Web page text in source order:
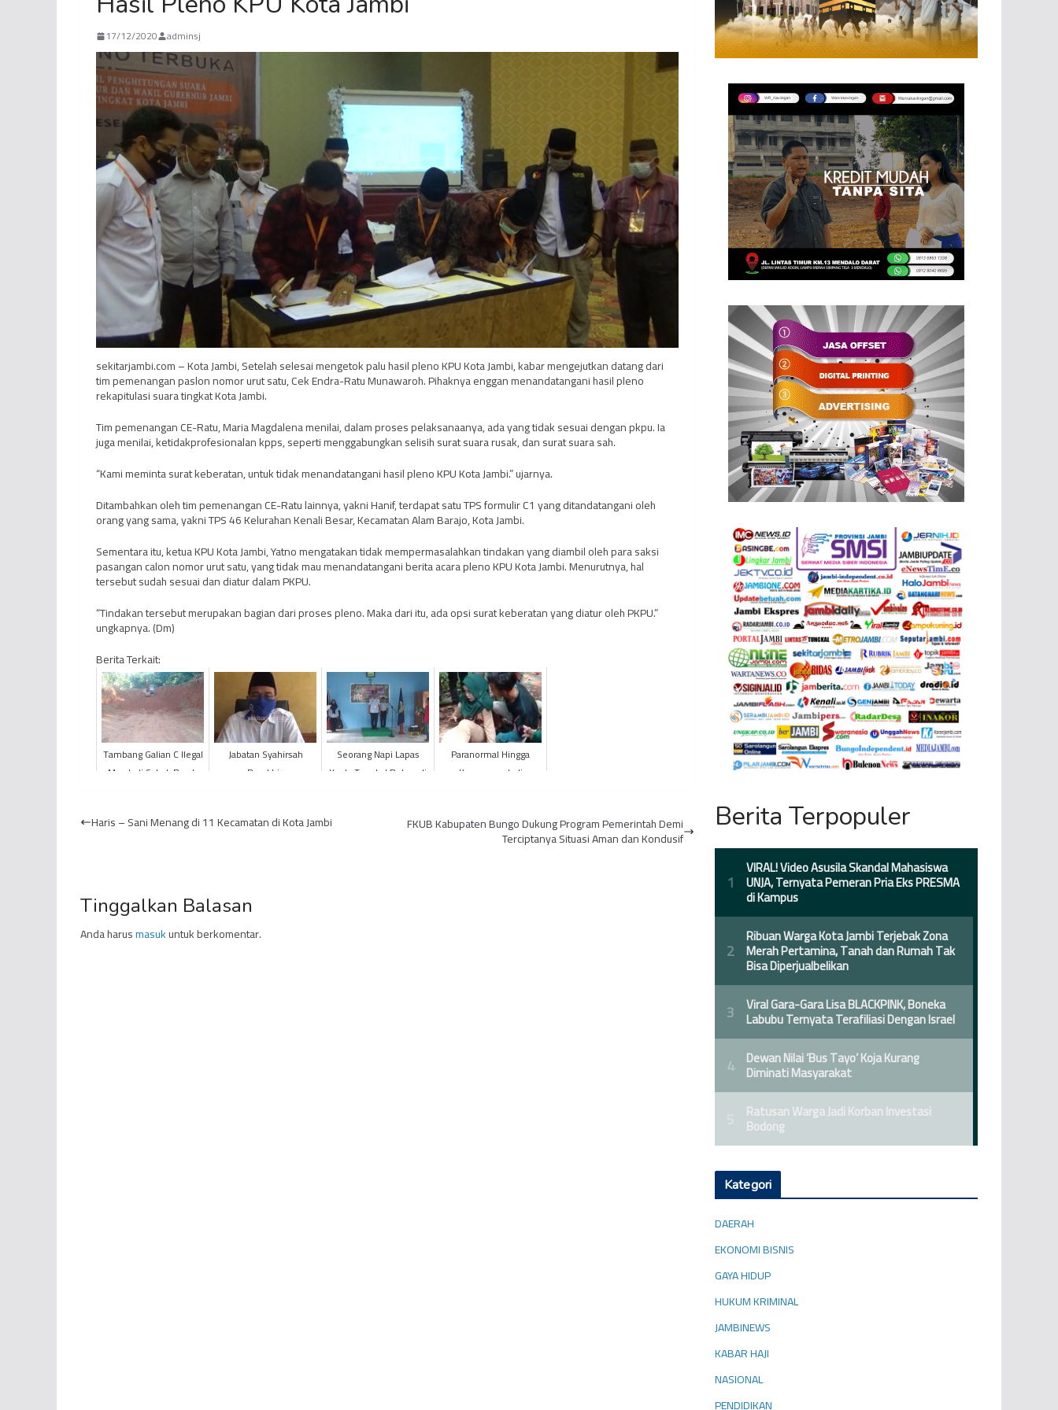
17/12/2020 adminsj
sekitarjambi.com – Kota Jambi, Setelah selesai mengetok palu hasil pleno KPU Kota Jambi, kabar mengejutkan datang dari
tim pemenangan paslon nomor urut satu, Cek Endra-Ratu Munawaroh. Pihaknya enggan menandatangani hasil pleno
rekapitulasi suara tingkat Kota Jambi.
Tim pemenangan CE-Ratu, Maria Magdalena menilai, dalam proses pelaksanaanya, ada yang tidak sesuai dengan pkpu. Ia
juga menilai, ketidakprofesionalan kpps, seperti menggabungkan selisih surat suara rusak, dan surat suara sah.
“Kami meminta surat keberatan, untuk tidak menandatangani hasil pleno KPU Kota Jambi.” ujarnya.
Ditambahkan oleh tim pemenangan CE-Ratu lainnya, yakni Hanif, terdapat satu TPS formulir C1 yang ditandatangani oleh
orang yang sama, yakni TPS 46 Kelurahan Kenali Besar, Kecamatan Alam Barajo, Kota Jambi.
Sementara itu, ketua KPU Kota Jambi, Yatno mengatakan tidak mempermasalahkan tindakan yang diambil oleh para saksi
pasangan calon nomor urut satu, yang tidak mau menandatangani berita acara pleno KPU Kota Jambi. Menurutnya, hal
tersebut sudah sesuai dan diatur dalam PKPU.
“Tindakan tersebut merupakan bagian dari proses pleno. Maka dari itu, ada opsi surat keberatan yang diatur oleh PKPU.”
ungkapnya. (Dm)
Berita Terkait:
Tambang Galian C Ilegal
Marak di Sabak Barat,
Jabatan Syahirsah
Berakhir,
Bupati
Seorang Napi Lapas
Kuala Tungkal Bebas di
Paranormal Hingga
Kesurupan Jadi
Haris – Sani Menang di 11 Kecamatan di Kota Jambi FKUB Kabupaten Bungo Dukung Program Pemerintah Demi
Terciptanya Situasi Aman dan Kondusif
Tinggalkan Balasan
Anda harusmasukuntuk berkomentar.
Berita Terpopuler
Kategori
DAERAH
EKONOMI BISNIS
GAYA HIDUP
HUKUM KRIMINAL
JAMBINEWS
KABAR HAJI
NASIONAL
PENDIDIKAN